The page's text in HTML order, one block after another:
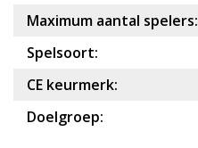
Maximum aantal spelers:
Spelsoort:
CE keurmerk:
Doelgroep: